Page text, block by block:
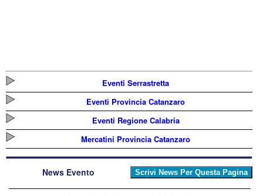
Eventi Serrastretta
Eventi Provincia Catanzaro
Eventi Regione Calabria
Mercatini Provincia Catanzaro
News Evento